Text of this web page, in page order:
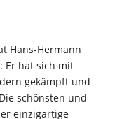
Hans-Hermann
Er hat sich mit
gekämpft und
schönsten und
einzigartige